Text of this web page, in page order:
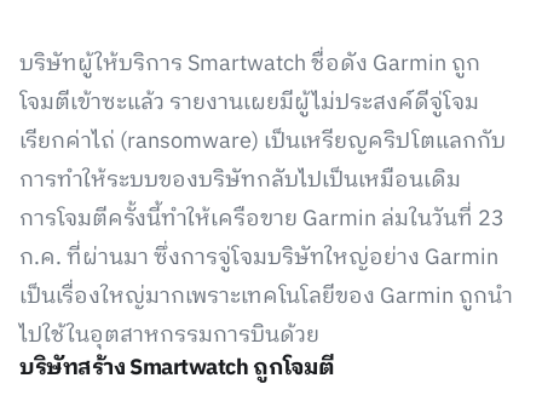
บริษัทผู้ให้บริการ Smartwatch ชื่อดัง Garmin ถูก
โจมตีเข้าซะแล้ว รายงานเผยมีผู้ไม่ประสงค์ดีจู่โจม
เรียกค่าไถ่ (ransomware) เป็นเหรียญคริปโตแลกกับ
การทำให้ระบบของบริษัทกลับไปเป็นเหมือนเดิม
การโจมตีครั้งนี้ทำให้เครือขาย Garmin ล่มในวันที่ 23
ก.ค. ที่ผ่านมา ซึ่งการจู่โจมบริษัทใหญ่อย่าง Garmin
เป็นเรื่องใหญ่มากเพราะเทคโนโลยีของ Garmin ถูกนำ
ไปใช้ในอุตสาหกรรมการบินด้วย
บริษัทสร้าง Smartwatch ถูกโจมตี